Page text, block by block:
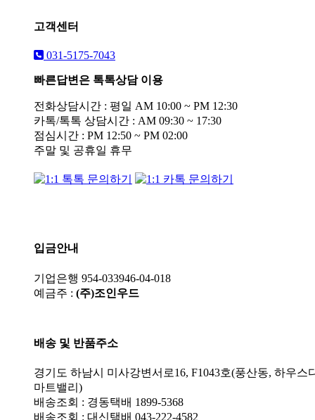
고객센터
031-5175-7043
빠른답변은 톡톡상담 이용
전화상담시간 : 평일 AM 10:00 ~ PM 12:30
카톡/톡톡 상담시간 : AM 09:30 ~ 17:30
점심시간 : PM 12:50 ~ PM 02:00
주말 및 공휴일 휴무
입금안내
기업은행 954-033946-04-018
예금주 : (주)조인우드
배송 및 반품주소
경기도 하남시 미사강변서로16, F1043호(풍산동, 하우스
마트밸리)
배송조회 : 경동택배 1899-5368
배송조회 : 대신택배 043-222-4582